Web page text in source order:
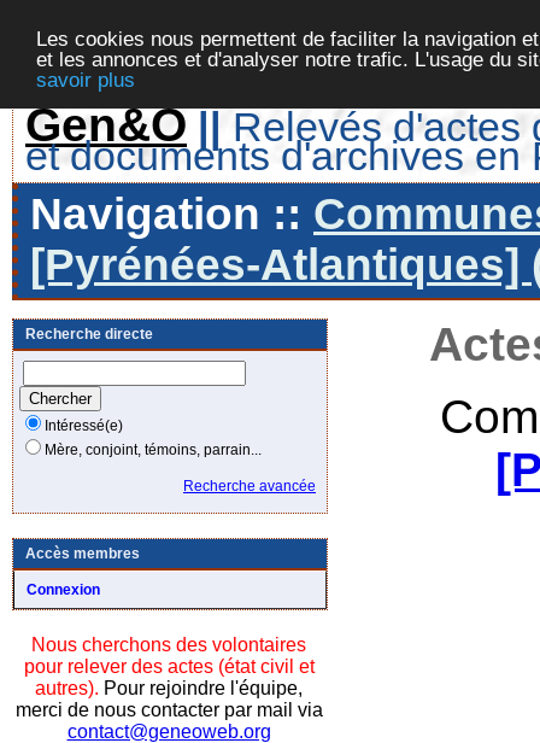
Les cookies nous permettent de faciliter la navigation
et les annonces et d'analyser notre trafic. L'usage du
savoir plus
Gen&O || Relevés d'actes
et documents d'archives en
Navigation ::
[Pyrénées-Atlantiques]
Recherche directe
Intéressé(e)
Mère, conjoint, témoins, parrain...
Recherche avancée
Accès membres
Connexion
Nous cherchons des volontaires
pour relever des actes (état civil et
autres). Pour rejoindre l'équipe,
merci de nous contacter par mail via
contact@geneoweb.org